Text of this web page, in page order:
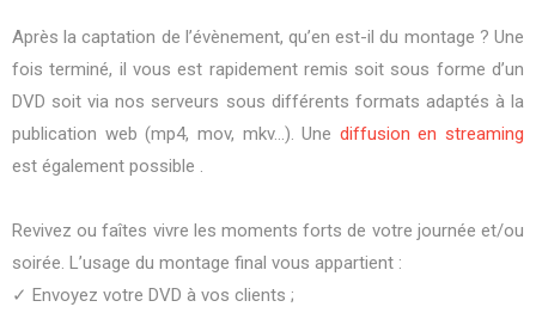
Après la captation de l’évènement, qu’en est-il du montage ? Une
fois terminé, il vous est rapidement remis soit sous forme d’un
DVD soit via nos serveurs sous différents formats adaptés à la
publication web (mp4, mov, mkv…). Une diffusion en streaming
est également possible .
Revivez ou faîtes vivre les moments forts de votre journée et/ou
soirée. L’usage du montage final vous appartient :
✓ Envoyez votre DVD à vos clients ;